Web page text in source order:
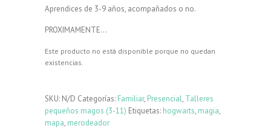
Aprendices de 3-9 años, acompañados o no.
PROXIMAMENTE…
Este producto no está disponible porque no quedan
existencias.
SKU: N/D Categorías: Familiar, Presencial, Talleres
pequeños magos (3-11) Etiquetas: hogwarts, magia,
mapa, merodeador